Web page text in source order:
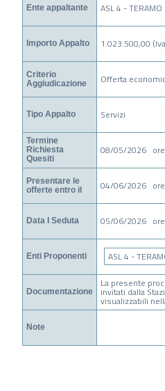
Ente appaltante ASL 4 - TERAMO
Importo Appalto 1.023.500,00
Criterio
Aggiudicazione
Offerta
Tipo Appalto Servizi
Termine
Richiesta
Quesiti
08/05/2026 ore
Presentare le
offerte entro il
04/06/2026 ore
Data I Seduta 05/06/2026 ore
Enti Proponenti ASL 4 -
Documentazione
La presente
invitati dalla
visualizzabili
Note